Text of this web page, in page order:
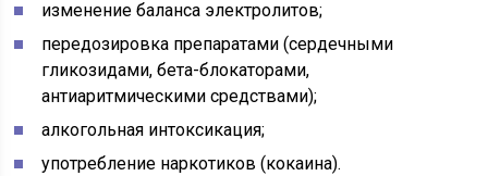
изменение баланса электролитов;
передозировка препаратами (сердечными
гликозидами, бета-блокаторами,
антиаритмическими средствами);
алкогольная интоксикация;
употребление наркотиков (кокаина).